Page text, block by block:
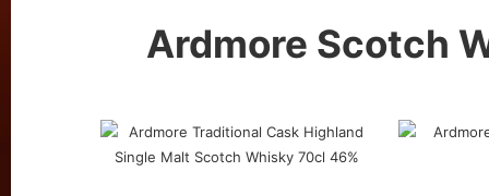
Ardmore Scotch